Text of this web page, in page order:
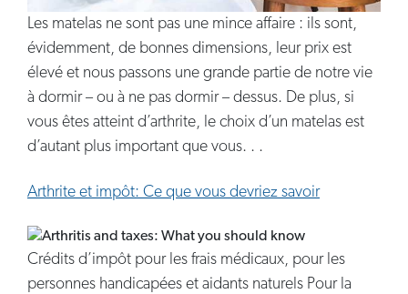
Les matelas ne sont pas une mince affaire : ils sont,
évidemment, de bonnes dimensions, leur prix est
élevé et nous passons une grande partie de notre vie
à dormir – ou à ne pas dormir – dessus. De plus, si
vous êtes atteint d’arthrite, le choix d’un matelas est
d’autant plus important que vous. . .
Arthrite et impôt: Ce que vous devriez savoir
Crédits d’impôt pour les frais médicaux, pour les
personnes handicapées et aidants naturels Pour la